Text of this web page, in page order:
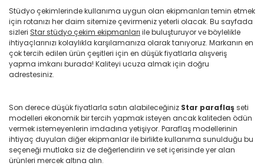
Stüdyo çekimlerinde kullanıma uygun olan ekipmanları temin etmek
için rotanızı her daim sitemize çevirmeniz yeterli olacak. Bu sayfada
sizleri Star stüdyo çekim ekipmanları ile buluşturuyor ve böylelikle
ihtiyaçlarınızı kolaylıkla karşılamanıza olarak tanıyoruz. Markanın en
çok tercih edilen ürün çeşitleri için en düşük fiyatlarla alışveriş
yapma imkanı burada! Kaliteyi ucuza almak için doğru
adrestesiniz.
Son derece düşük fiyatlarla satın alabileceğiniz Star paraflaş seti
modelleri ekonomik bir tercih yapmak isteyen ancak kaliteden ödün
vermek istemeyenlerin imdadına yetişiyor. Paraflaş modellerinin
ihtiyaç duyulan diğer ekipmanlar ile birlikte kullanıma sunulduğu bu
seçeneği mutlaka siz de değerlendirin ve set içerisinde yer alan
ürünleri mercek altına alın.